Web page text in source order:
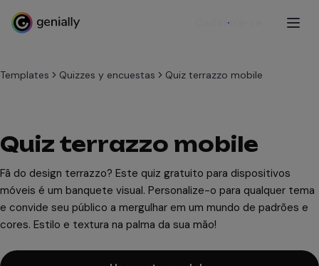
Cadastre-se
Templates Quizzes y encuestas Quiz terrazzo mobile
Quiz terrazzo mobile
Fã do design terrazzo? Este quiz gratuito para dispositivos
móveis é um banquete visual. Personalize-o para qualquer tema
e convide seu público a mergulhar em um mundo de padrões e
cores. Estilo e textura na palma da sua mão!